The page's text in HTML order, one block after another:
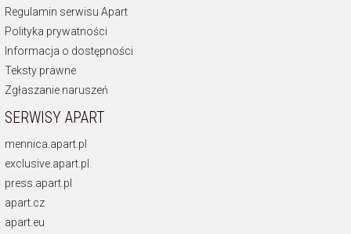
Regulamin serwisu Apart
Polityka prywatności
Informacja o dostępności
Teksty prawne
Zgłaszanie naruszeń
SERWISY APART
mennica.apart.pl
exclusive.apart.pl
press.apart.pl
apart.cz
apart.eu